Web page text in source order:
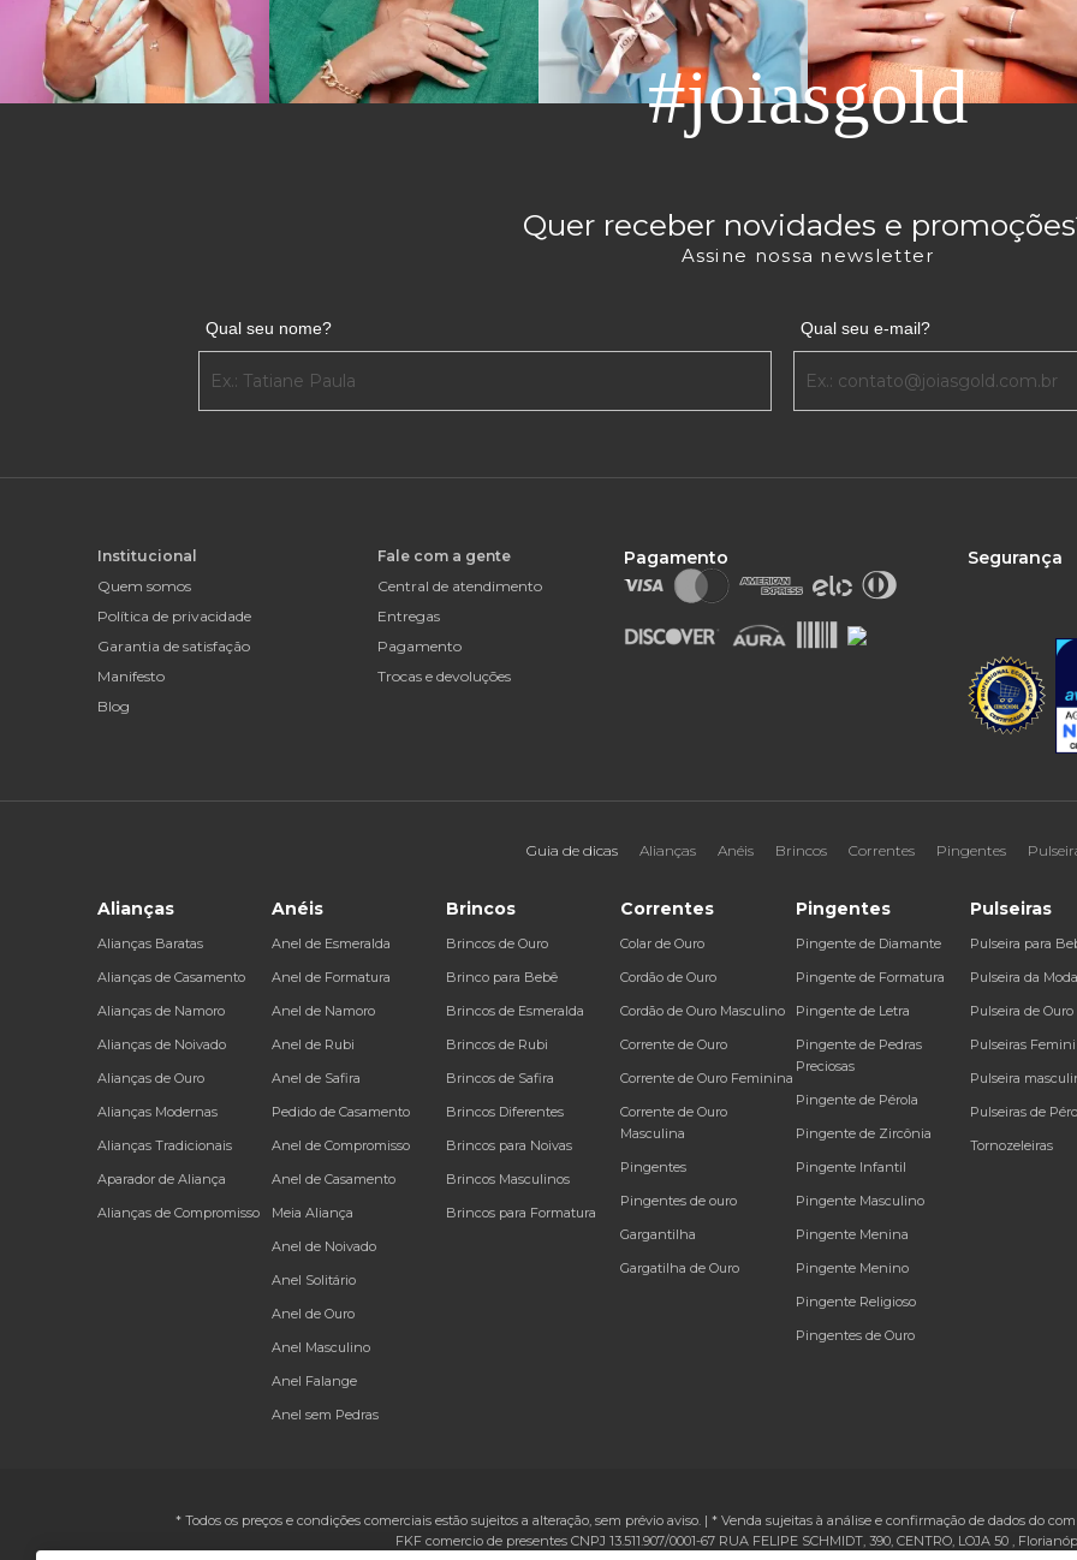
#joiasgold
Quer receber novidades e
Assine nossa newsletter
Qual seu nome? Qual seu e-mail?
Institucional
Quem somos
Política de privacidade
Garantia de satisfação
Manifesto
Blog
Fale com a gente
Central de atendimento
Entregas
Pagamento
Trocas e devoluções
Pagamento Segurança
Guia de dicas Alianças Anéis Brincos Correntes Pingentes
Alianças
Alianças Baratas
Alianças de Casamento
Alianças de Namoro
Alianças de Noivado
Alianças de Ouro
Alianças Modernas
Alianças Tradicionais
Aparador de Aliança
Alianças de Compromisso
Anéis
Anel de Esmeralda
Anel de Formatura
Anel de Namoro
Anel de Rubi
Anel de Safira
Pedido de Casamento
Anel de Compromisso
Anel de Casamento
Meia Aliança
Anel de Noivado
Anel Solitário
Anel de Ouro
Anel Masculino
Anel Falange
Anel sem Pedras
Brincos
Brincos de Ouro
Brinco para Bebê
Brincos de Esmeralda
Brincos de Rubi
Brincos de Safira
Brincos Diferentes
Brincos para Noivas
Brincos Masculinos
Brincos para Formatura
Correntes
Colar de Ouro
Cordão de Ouro
Cordão de Ouro Masculino
Corrente de Ouro
Corrente de Ouro Feminina
Corrente de Ouro
Masculina
Pingentes
Pingentes de ouro
Gargantilha
Gargatilha de Ouro
Pingentes
Pingente de Diamante
Pingente de Formatura
Pingente de Letra
Pingente de Pedras
Preciosas
Pingente de Pérola
Pingente de Zircônia
Pingente Infantil
Pingente Masculino
Pingente Menina
Pingente Menino
Pingente Religioso
Pingentes de Ouro
Pulseiras
Pulseira para
Pulseira da Moda
Pulseira de Ouro
Pulseiras
Pulseira
Pulseiras de
Tornozeleiras
* Todos os preços e condições comerciais estão sujeitos a alteração, sem prévio aviso. | * Venda sujeitas à análise e confirmação de dados do
FKF comercio de presentes CNPJ 13.511.907/0001-67 RUA FELIPE SCHMIDT, 390, CENTRO, LOJA 50 ,